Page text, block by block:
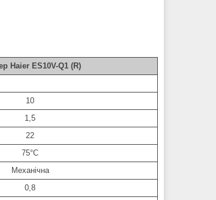
Haier ES10V-Q1 (R)
10
1,5
22
75°С
Механічна
0,8